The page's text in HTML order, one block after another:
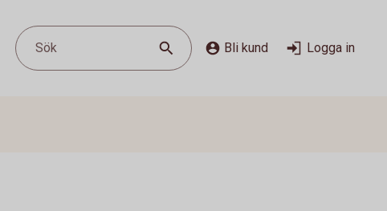
Sök Bli kund Logga in